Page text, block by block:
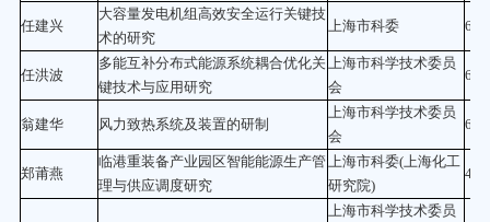
任建兴
大容量发电机组高效安全运行关键技
术的研究
上海市科委 60
任洪波
多能互补分布式能源系统耦合优化关
键技术与应用研究
上海市科学技术委员
会
60
翁建华 风力致热系统及装置的研制
上海市科学技术委员
会
60
郑莆燕
临港重装备产业园区智能能源生产管
理与供应调度研究
上海市科委(上海化工
研究院)
45
上海市科学技术委员